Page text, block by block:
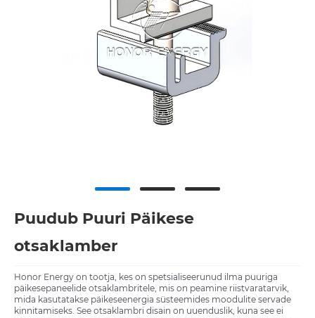
Puudub Puuri Päikese
otsaklamber
Honor Energy on tootja, kes on spetsialiseerunud ilma puuriga
päikesepaneelide otsaklambritele, mis on peamine riistvaratarvik,
mida kasutatakse päikeseenergia süsteemides moodulite servade
kinnitamiseks. See otsaklambri disain on uuenduslik, kuna see ei